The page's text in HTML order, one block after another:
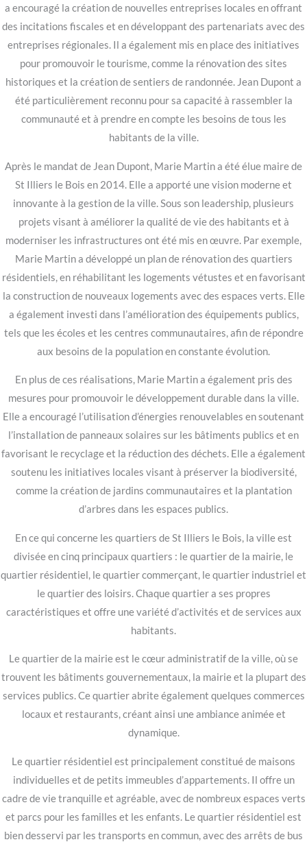
a encouragé la création de nouvelles entreprises locales en offrant
des incitations fiscales et en développant des partenariats avec des
entreprises régionales. Il a également mis en place des initiatives
pour promouvoir le tourisme, comme la rénovation des sites
historiques et la création de sentiers de randonnée. Jean Dupont a
été particulièrement reconnu pour sa capacité à rassembler la
communauté et à prendre en compte les besoins de tous les
habitants de la ville.
Après le mandat de Jean Dupont, Marie Martin a été élue maire de
St Illiers le Bois en 2014. Elle a apporté une vision moderne et
innovante à la gestion de la ville. Sous son leadership, plusieurs
projets visant à améliorer la qualité de vie des habitants et à
moderniser les infrastructures ont été mis en œuvre. Par exemple,
Marie Martin a développé un plan de rénovation des quartiers
résidentiels, en réhabilitant les logements vétustes et en favorisant
la construction de nouveaux logements avec des espaces verts. Elle
a également investi dans l’amélioration des équipements publics,
tels que les écoles et les centres communautaires, afin de répondre
aux besoins de la population en constante évolution.
En plus de ces réalisations, Marie Martin a également pris des
mesures pour promouvoir le développement durable dans la ville.
Elle a encouragé l’utilisation d’énergies renouvelables en soutenant
l’installation de panneaux solaires sur les bâtiments publics et en
favorisant le recyclage et la réduction des déchets. Elle a également
soutenu les initiatives locales visant à préserver la biodiversité,
comme la création de jardins communautaires et la plantation
d’arbres dans les espaces publics.
En ce qui concerne les quartiers de St Illiers le Bois, la ville est
divisée en cinq principaux quartiers : le quartier de la mairie, le
quartier résidentiel, le quartier commerçant, le quartier industriel et
le quartier des loisirs. Chaque quartier a ses propres
caractéristiques et offre une variété d’activités et de services aux
habitants.
Le quartier de la mairie est le cœur administratif de la ville, où se
trouvent les bâtiments gouvernementaux, la mairie et la plupart des
services publics. Ce quartier abrite également quelques commerces
locaux et restaurants, créant ainsi une ambiance animée et
dynamique.
Le quartier résidentiel est principalement constitué de maisons
individuelles et de petits immeubles d’appartements. Il offre un
cadre de vie tranquille et agréable, avec de nombreux espaces verts
et parcs pour les familles et les enfants. Le quartier résidentiel est
bien desservi par les transports en commun, avec des arrêts de bus